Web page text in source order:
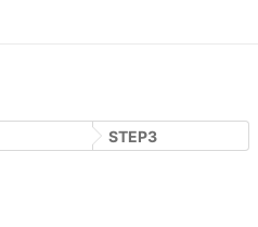
STEP3